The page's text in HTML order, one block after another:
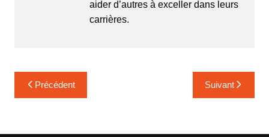
aider d’autres à exceller dans leurs
carrières.
Navigation
de
Précédent Suivant